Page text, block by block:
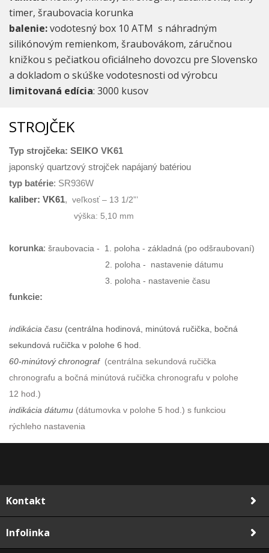
timer, šraubovacia korunka
balenie:vodotesný box 10 ATM s náhradným
silikónovým remienkom, šraubovákom, záručnou
knižkou s pečiatkou oficiálneho dovozcu pre Slovensko
a dokladom o skúške vodotesnosti od výrobcu
limitovaná edícia: 3000 kusov
STROJČEK
Typ strojčeka: SEIKO VK61
japonský quartzový strojček napájaný batériou
typ batérie: SR936W
kaliber: VK61, veľkosť – 13 1/2”’
výška: 5,10 mm
korunka: šraubovacia - 1. poloha - základná (po odšraubovaní)
2. poloha - nastavenie dátumu
3. poloha - nastavenie času
funkcie:
indikácia času (centrálna hodinová, minútová ručička, bočná
sekundová ručička v polohe 6 hod.
60-minútový chronograf (centrálna sekundová ručička
chronografu a bočná minútová ručička chronografu v polohe
12 hod.)
indikácia dátumu (dátumovka v polohe 5 hod.) s funkciou
rýchleho nastavenia
Kontakt
Infolinka